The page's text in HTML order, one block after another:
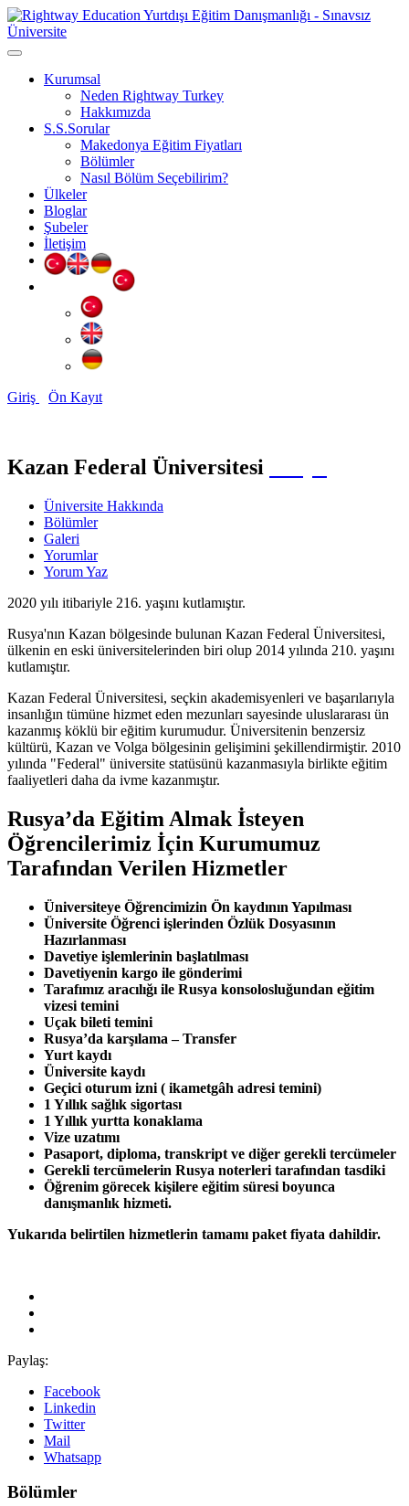
Kurumsal
Neden Rightway Turkey
Hakkımızda
S.S.Sorular
Makedonya Eğitim Fiyatları
Bölümler
Nasıl Bölüm Seçebilirim?
Ülkeler
Bloglar
Şubeler
İletişim
Giriş Ön Kayıt
Kazan Federal Üniversitesi
Üniversite Hakkında
Bölümler
Galeri
Yorumlar
Yorum Yaz
2020 yılı itibariyle 216. yaşını kutlamıştır.
Rusya'nın Kazan bölgesinde bulunan Kazan Federal Üniversitesi,
ülkenin en eski üniversitelerinden biri olup 2014 yılında 210. yaşını
kutlamıştır.
Kazan Federal Üniversitesi, seçkin akademisyenleri ve başarılarıyla
insanlığın tümüne hizmet eden mezunları sayesinde uluslararası ün
kazanmış köklü bir eğitim kurumudur. Üniversitenin benzersiz
kültürü, Kazan ve Volga bölgesinin gelişimini şekillendirmiştir. 2010
yılında "Federal" üniversite statüsünü kazanmasıyla birlikte eğitim
faaliyetleri daha da ivme kazanmıştır.
Rusya’da Eğitim Almak İsteyen
Öğrencilerimiz İçin Kurumumuz
Tarafından Verilen Hizmetler
Üniversiteye Öğrencimizin Ön kaydının Yapılması
Üniversite Öğrenci işlerinden Özlük Dosyasının
Hazırlanması
Davetiye işlemlerinin başlatılması
Davetiyenin kargo ile gönderimi
Tarafımız aracılığı ile Rusya konsolosluğundan eğitim
vizesi temini
Uçak bileti temini
Rusya’da karşılama – Transfer
Yurt kaydı
Üniversite kaydı
Geçici oturum izni ( ikametgâh adresi temini)
1 Yıllık sağlık sigortası
1 Yıllık yurtta konaklama
Vize uzatımı
Pasaport, diploma, transkript ve diğer gerekli tercümeler
Gerekli tercümelerin Rusya noterleri tarafından tasdiki
Öğrenim görecek kişilere eğitim süresi boyunca
danışmanlık hizmeti.
Yukarıda belirtilen hizmetlerin tamamı paket fiyata dahildir.
Paylaş:
Facebook
Linkedin
Twitter
Mail
Whatsapp
Bölümler